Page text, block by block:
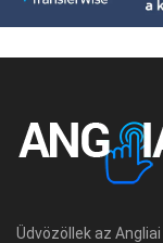
Üdvözöllek az